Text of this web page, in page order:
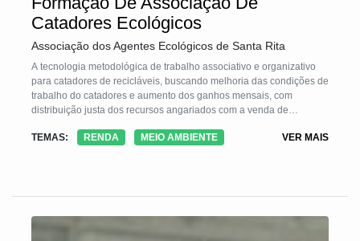
Catadores Ecológicos
Associação dos Agentes Ecológicos de Santa Rita
A tecnologia metodológica de trabalho associativo e organizativo
para catadores de recicláveis, buscando melhoria das condições de
trabalho do catadores e aumento dos ganhos mensais, com
distribuição justa dos recursos angariados com a venda de
TEMAS:
RENDA MEIO AMBIENTE VER MAIS